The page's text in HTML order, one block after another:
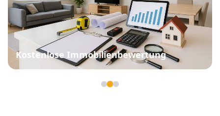
Kostenlose Immobilienbewertung